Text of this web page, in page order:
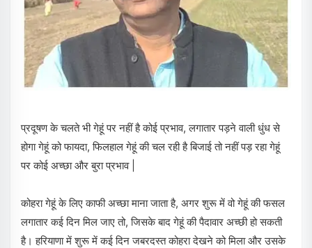
प्रदूषण के चलते भी गेहूं पर नहीं है कोई प्रभाव, लगातार पड़ने वाली धुंध से
होगा गेहूं को फायदा, फिलहाल गेहूं की चल रही है बिजाई तो नहीं पड़ रहा गेहूं
पर कोई अच्छा और बुरा प्रभाव |
कोहरा गेहूं के लिए काफी अच्छा माना जाता है, अगर शुरू में वो गेहूं की फसल
लगातार कई दिन मिल जाए तो, जिसके बाद गेहूं की पैदावार अच्छी हो सकती
है। हरियाणा में शुरू में कई दिन जबरदस्त कोहरा देखने को मिला और उसके